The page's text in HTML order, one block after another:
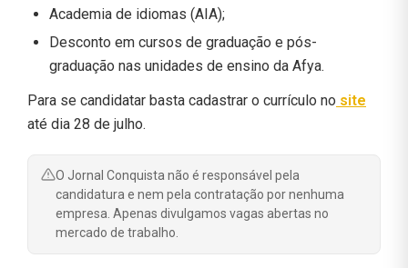
Academia de idiomas (AIA);
Desconto em cursos de graduação e pós-
graduação nas unidades de ensino da Afya.
Para se candidatar basta cadastrar o currículo no site
até dia 28 de julho.
O Jornal Conquista não é responsável pela
candidatura e nem pela contratação por nenhuma
empresa. Apenas divulgamos vagas abertas no
mercado de trabalho.